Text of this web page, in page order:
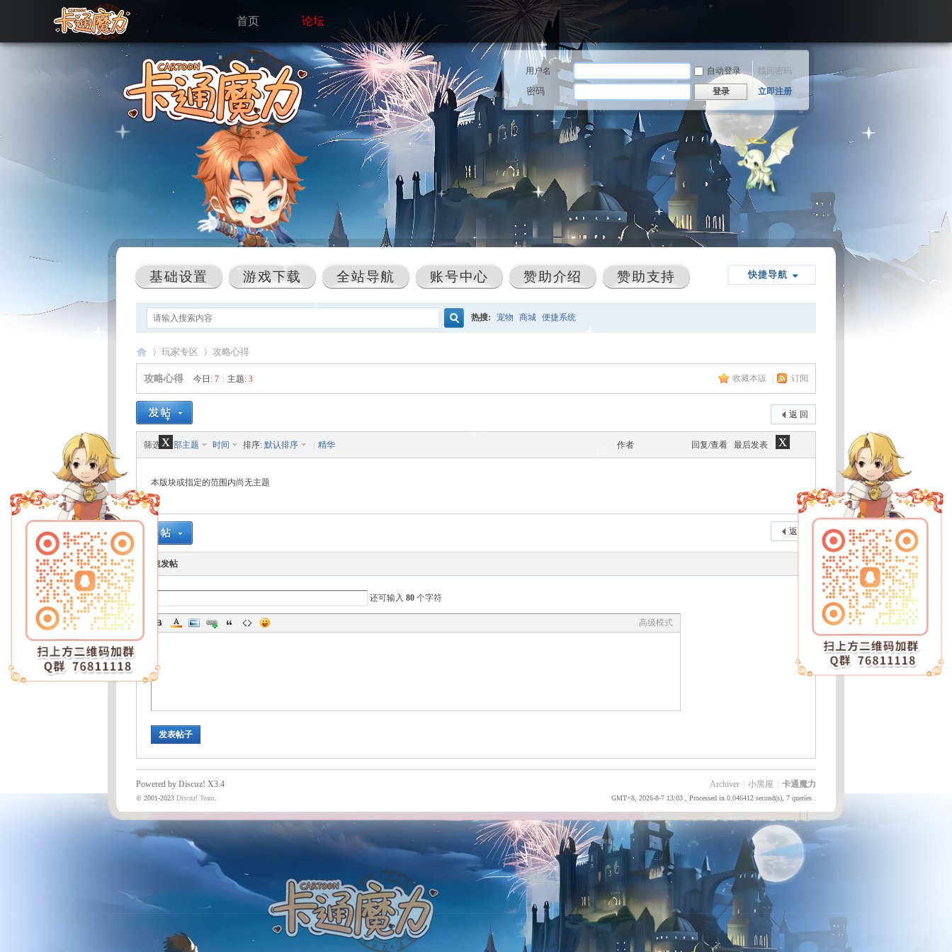
首页 论坛
用户名 自动登录 找回密码
密码 登录 立即注册
快捷导航
基础设置 游戏下载 全站导航 账号中心 赞助介绍 赞助支持
热搜: 宠物 商城 便捷系统
力
›
玩家专区 攻略心得
收藏本版 订阅
攻略心得 今日: 7 主题: 3
返 回
筛选:全部主题 时间 排序: 默认排序 精华 作者 回复/查看 最后发表
本版块或指定的范围内尚无主题
返 回
快速发帖
还可输入 80 个字符
高级模式
发表帖子
Archiver 小黑屋 卡通魔力
GMT+8, 2026-8-7 13:03 , Processed in 0.046412 second(s), 7 queries .
Powered by Discuz! X3.4
© 2001-2023 Discuz! Team
x x